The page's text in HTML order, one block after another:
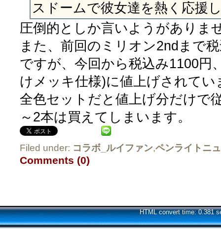
スドームで彼女達を熱く応援
圧倒的としか言いようがありま
また、前回のミリオン2ndまで
ですが、今回から税込み1100円
けメッキ仕様)に値上げされてい
全色セットだと値上げ分だけで
～2本は買えてしまいます。
Filed under: コラボ_ルイファン,ペンライトニ
Comments (0)
HTML convert time: 0.381